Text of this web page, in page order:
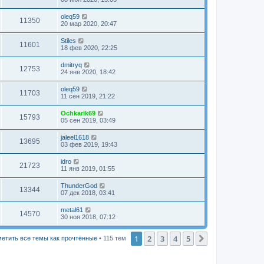
11350
oleq59
20 мар 2020, 20:47
11601
Stiles
18 фев 2020, 22:25
12753
dmitryq
24 янв 2020, 18:42
11703
oleq59
11 сен 2019, 21:22
15793
Ochkarik69
05 сен 2019, 03:49
13695
jaleel1618
03 фев 2019, 19:43
21723
idro
11 янв 2019, 01:55
13344
ThunderGod
07 дек 2018, 03:41
14570
metal61
30 ноя 2018, 07:12
все темы как прочтённые • 115 тем 1 2 3 4 5